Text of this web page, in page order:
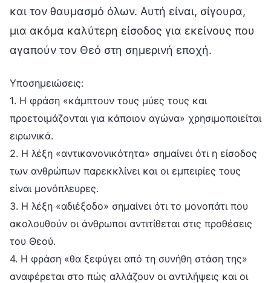
και τον θαυμασμό όλων. Αυτή είναι, σίγουρα,
μια ακόμα καλύτερη είσοδος για εκείνους που
αγαπούν τον Θεό στη σημερινή εποχή.
Υποσημειώσεις:
1. Η φράση «κάμπτουν τους μύες τους και
προετοιμάζονται για κάποιον αγώνα» χρησιμοποιείται
ειρωνικά.
2. Η λέξη «αντικανονικότητα» σημαίνει ότι η είσοδος
των ανθρώπων παρεκκλίνει και οι εμπειρίες τους
είναι μονόπλευρες.
3. Η λέξη «αδιέξοδο» σημαίνει ότι το μονοπάτι που
ακολουθούν οι άνθρωποι αντιτίθεται στις προθέσεις
του Θεού.
4. Η φράση «θα ξεφύγει από τη συνήθη στάση της»
αναφέρεται στο πώς αλλάζουν οι αντιλήψεις και οι